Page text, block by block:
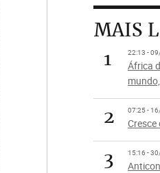
MAIS
1
22:13 -
África
2 07:25 -
Cresce
3 15:16 -